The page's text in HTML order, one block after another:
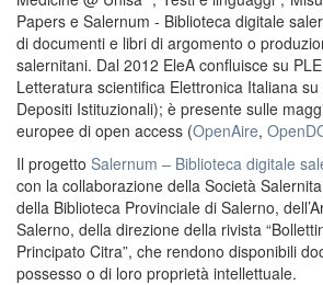
Papers e Salernum - Biblioteca digitale
di documenti e libri di argomento o
salernitani. Dal 2012 EleA confluisce su
Letteratura scientifica Elettronica Italiana
Depositi Istituzionali); è presente sulle
europee di open access (OpenAire,
Il progetto Salernum – Biblioteca digitale
con la collaborazione della Società
della Biblioteca Provinciale di Salerno,
Salerno, della direzione della rivista
Principato Citra”, che rendono disponibili
possesso o di loro proprietà intellettuale.